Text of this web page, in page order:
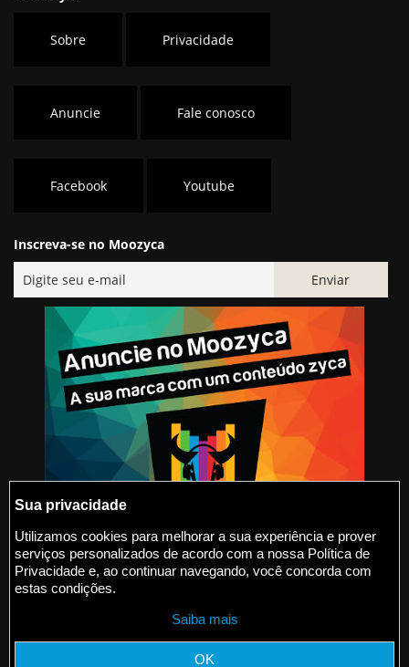
Sobre Privacidade
Anuncie Fale conosco
Facebook Youtube
Inscreva-se no Moozyca
@2015-2026 Moozyca
Sua privacidade
Utilizamos cookies para melhorar a sua experiência e prover
serviços personalizados de acordo com a nossa Política de
Privacidade e, ao continuar navegando, você concorda com
estas condições.
Saiba mais
OK